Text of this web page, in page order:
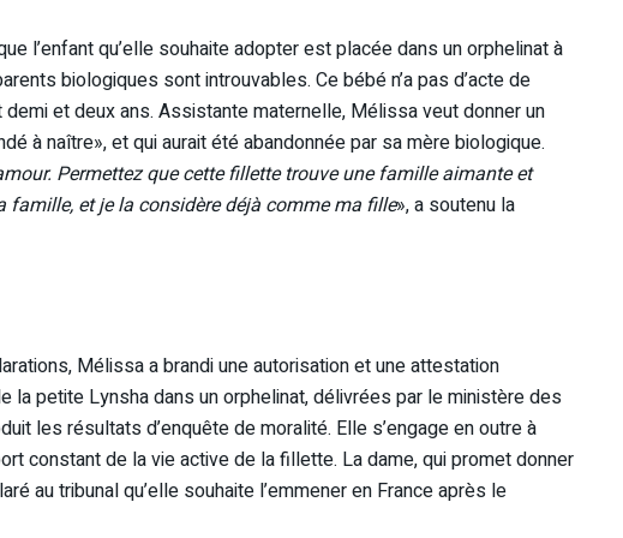
l’enfant qu’elle souhaite adopter est placée dans un orphelinat à
biologiques sont introuvables. Ce bébé n’a pas d’acte de
demi et deux ans. Assistante maternelle, Mélissa veut donner un
à naître», et qui aurait été abandonnée par sa mère biologique.
Permettez que cette fillette trouve une famille aimante et
et je la considère déjà comme ma fille», a soutenu la
Mélissa a brandi une autorisation et une attestation
la petite Lynsha dans un orphelinat, délivrées par le ministère des
les résultats d’enquête de moralité. Elle s’engage en outre à
constant de la vie active de la fillette. La dame, qui promet donner
au tribunal qu’elle souhaite l’emmener en France après le